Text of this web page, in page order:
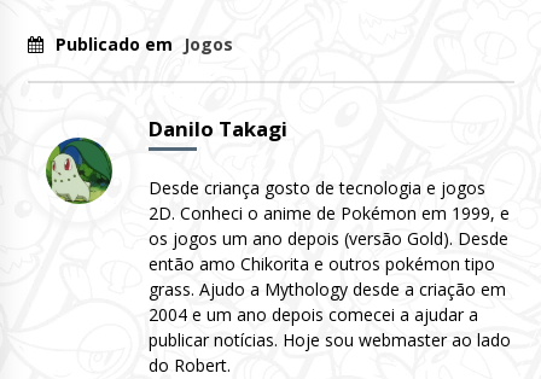
Publicado em Jogos
Danilo Takagi
Desde criança gosto de tecnologia e jogos
2D. Conheci o anime de Pokémon em 1999, e
os jogos um ano depois (versão Gold). Desde
então amo Chikorita e outros pokémon tipo
grass. Ajudo a Mythology desde a criação em
2004 e um ano depois comecei a ajudar a
publicar notícias. Hoje sou webmaster ao lado
do Robert.